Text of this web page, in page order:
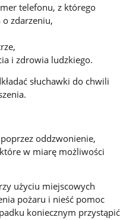
telefonu, z którego
zdarzeniu,
i zdrowia ludzkiego.
słuchawki do chwili
oddzwonienie,
w miarę możliwości
użyciu miejscowych
pożaru i nieść pomoc
koniecznym przystąpić